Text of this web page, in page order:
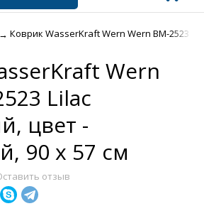
→ Коврик WasserKraft Wern Wern BM-2523
Wern
Lilac
цвет -
90 х 57 см
отзыв